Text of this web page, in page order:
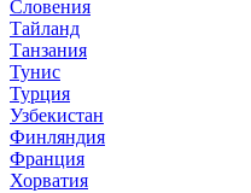
Словения
Тайланд
Танзания
Тунис
Турция
Узбекистан
Финляндия
Франция
Хорватия